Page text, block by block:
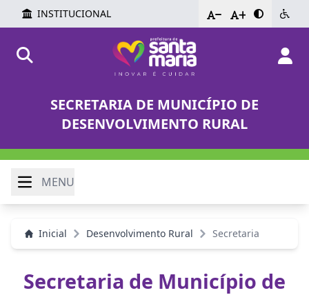
INSTITUCIONAL - +
SECRETARIA DE MUNICÍPIO DE
DESENVOLVIMENTO RURAL
MENU
Inicial Desenvolvimento Rural Secretaria
Secretaria de Município de